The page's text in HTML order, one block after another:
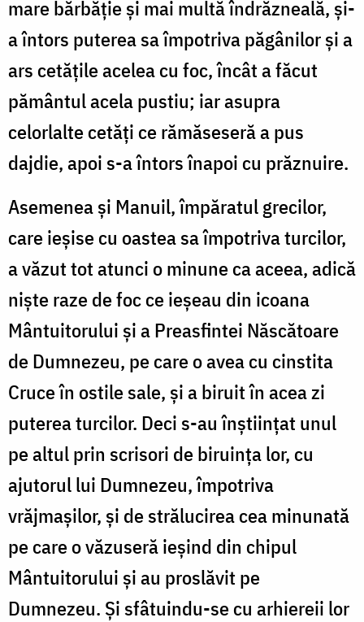
mare bărbăție și mai multă îndrăzneală, și-
a întors puterea sa împotriva păgânilor și a
ars cetățile acelea cu foc, încât a făcut
pământul acela pustiu; iar asupra
celorlalte cetăți ce rămăseseră a pus
dajdie, apoi s-a întors înapoi cu prăznuire.
Asemenea și Manuil, împăratul grecilor,
care ieșise cu oastea sa împotriva turcilor,
a văzut tot atunci o minune ca aceea, adică
niște raze de foc ce ieșeau din icoana
Mântuitorului și a Preasfintei Născătoare
de Dumnezeu, pe care o avea cu cinstita
Cruce în ostile sale, și a biruit în acea zi
puterea turcilor. Deci s-au înștiințat unul
pe altul prin scrisori de biruința lor, cu
ajutorul lui Dumnezeu, împotriva
vrăjmașilor, și de strălucirea cea minunată
pe care o văzuseră ieșind din chipul
Mântuitorului și au proslăvit pe
Dumnezeu. Și sfâtuindu-se cu arhiereii lor